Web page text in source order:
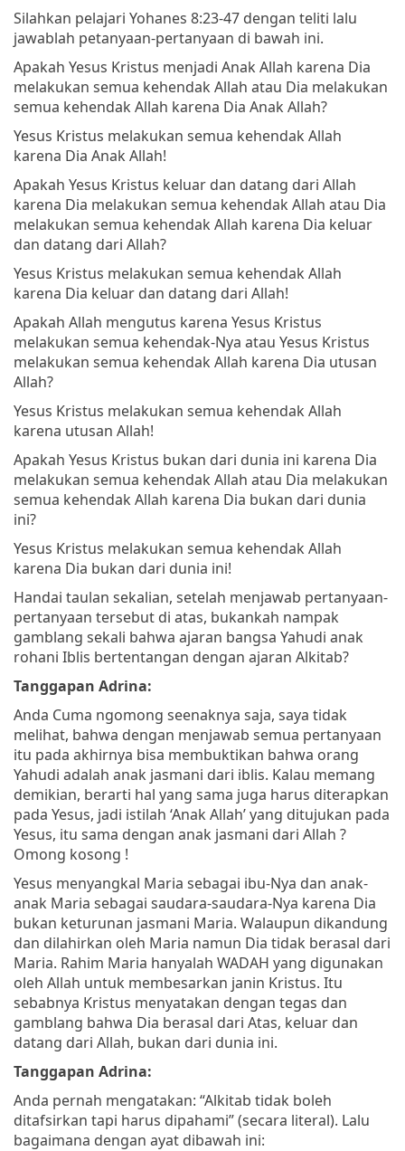
Silahkan pelajari Yohanes 8:23-47 dengan teliti lalu
jawablah petanyaan-pertanyaan di bawah ini.
Apakah Yesus Kristus menjadi Anak Allah karena Dia
melakukan semua kehendak Allah atau Dia melakukan
semua kehendak Allah karena Dia Anak Allah?
Yesus Kristus melakukan semua kehendak Allah
karena Dia Anak Allah!
Apakah Yesus Kristus keluar dan datang dari Allah
karena Dia melakukan semua kehendak Allah atau Dia
melakukan semua kehendak Allah karena Dia keluar
dan datang dari Allah?
Yesus Kristus melakukan semua kehendak Allah
karena Dia keluar dan datang dari Allah!
Apakah Allah mengutus karena Yesus Kristus
melakukan semua kehendak-Nya atau Yesus Kristus
melakukan semua kehendak Allah karena Dia utusan
Allah?
Yesus Kristus melakukan semua kehendak Allah
karena utusan Allah!
Apakah Yesus Kristus bukan dari dunia ini karena Dia
melakukan semua kehendak Allah atau Dia melakukan
semua kehendak Allah karena Dia bukan dari dunia
ini?
Yesus Kristus melakukan semua kehendak Allah
karena Dia bukan dari dunia ini!
Handai taulan sekalian, setelah menjawab pertanyaan-
pertanyaan tersebut di atas, bukankah nampak
gamblang sekali bahwa ajaran bangsa Yahudi anak
rohani Iblis bertentangan dengan ajaran Alkitab?
Tanggapan Adrina:
Anda Cuma ngomong seenaknya saja, saya tidak
melihat, bahwa dengan menjawab semua pertanyaan
itu pada akhirnya bisa membuktikan bahwa orang
Yahudi adalah anak jasmani dari iblis. Kalau memang
demikian, berarti hal yang sama juga harus diterapkan
pada Yesus, jadi istilah ‘Anak Allah’ yang ditujukan pada
Yesus, itu sama dengan anak jasmani dari Allah ?
Omong kosong !
Yesus menyangkal Maria sebagai ibu-Nya dan anak-
anak Maria sebagai saudara-saudara-Nya karena Dia
bukan keturunan jasmani Maria. Walaupun dikandung
dan dilahirkan oleh Maria namun Dia tidak berasal dari
Maria. Rahim Maria hanyalah WADAH yang digunakan
oleh Allah untuk membesarkan janin Kristus. Itu
sebabnya Kristus menyatakan dengan tegas dan
gamblang bahwa Dia berasal dari Atas, keluar dan
datang dari Allah, bukan dari dunia ini.
Tanggapan Adrina:
Anda pernah mengatakan: “Alkitab tidak boleh
ditafsirkan tapi harus dipahami” (secara literal). Lalu
bagaimana dengan ayat dibawah ini: